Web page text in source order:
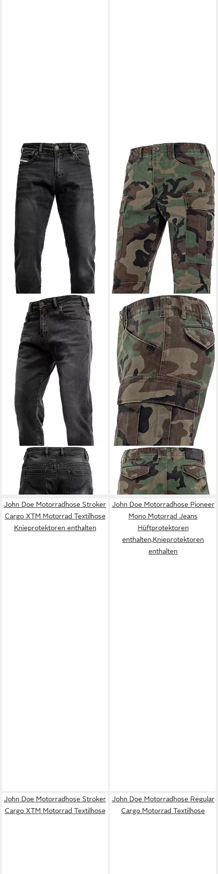
JOHN DOE Motorradhose
269,00 €
JOHN DOEMotorradhose
Regular Cargo 2.0 Mono
Motorrad-Jeans
Hüftprotektoren
enthalten,Knieprotektoren
enthalten
269,00 €
John Doe Motorradhose Stroker
Cargo XTM Motorrad Textilhose
Knieprotektoren enthalten
John Doe Motorradhose Pioneer
Mono Motorrad Jeans
Hüftprotektoren
enthalten,Knieprotektoren
enthalten
John Doe Motorradhose Stroker
Cargo XTM Motorrad Textilhose
John Doe Motorradhose Regular
Cargo Motorrad Textilhose